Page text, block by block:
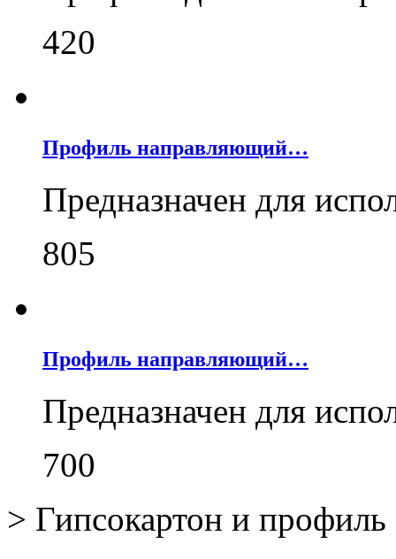
420
Профиль направляющий…
Предназначен для
805
Профиль направляющий…
Предназначен для
700
> Гипсокартон и профиль